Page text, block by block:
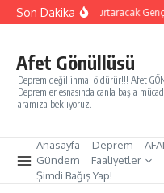
İçeriğe atla
Son DakikaYarınları Kurtaracak
Afet Gönüllüsü
Deprem değil ihmal öldürür!!! Afet
Depremler esnasında canla başla
aramıza bekliyoruz.
Anasayfa Deprem
Gündem
Faaliyetler
Şimdi Bağış Yap!